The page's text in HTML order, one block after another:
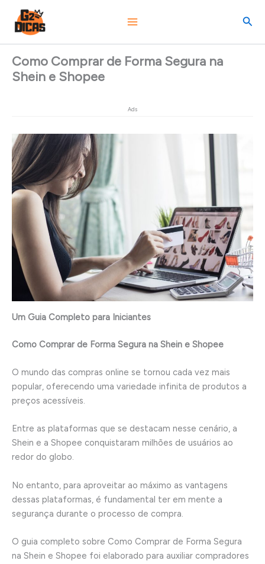
para
Como Comprar de Forma Segura na
Shein e Shopee
Ads
Um Guia Completo para Iniciantes
Como Comprar de Forma Segura na Shein e Shopee
O mundo das compras online se tornou cada vez mais
popular, oferecendo uma variedade infinita de produtos a
preços acessíveis.
Entre as plataformas que se destacam nesse cenário, a
Shein e a Shopee conquistaram milhões de usuários ao
redor do globo.
No entanto, para aproveitar ao máximo as vantagens
dessas plataformas, é fundamental ter em mente a
segurança durante o processo de compra.
O guia completo sobre Como Comprar de Forma Segura
na Shein e Shopee foi elaborado para auxiliar compradores